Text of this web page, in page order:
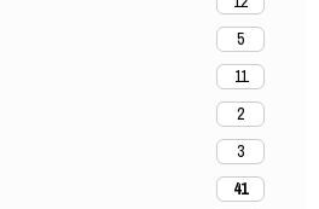
5
11
2
3
41